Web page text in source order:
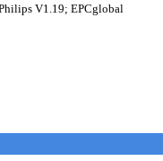
V1.19; EPCglobal